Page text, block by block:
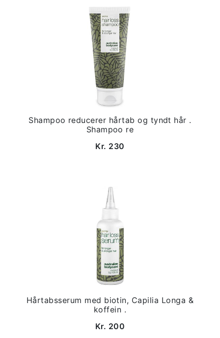
Shampoo reducerer hårtab og tyndt hår .
Shampoo re
Kr. 230
Hårtabsserum med biotin, Capilia Longa &
koffein .
Kr. 200